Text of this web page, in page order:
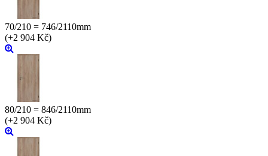
70/210 = 746/2110mm
(+2 904 Kč)
80/210 = 846/2110mm
(+2 904 Kč)